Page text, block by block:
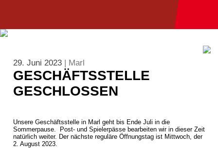
29. Juni 2023 | Marl
GESCHÄFTSSTELLE
GESCHLOSSEN
Unsere Geschäftsstelle in Marl geht bis Ende Juli in die
Sommerpause. Post- und Spielerpässe bearbeiten wir in dieser Zeit
natürlich weiter. Der nächste reguläre Öffnungstag ist Mittwoch, der
2. August 2023.